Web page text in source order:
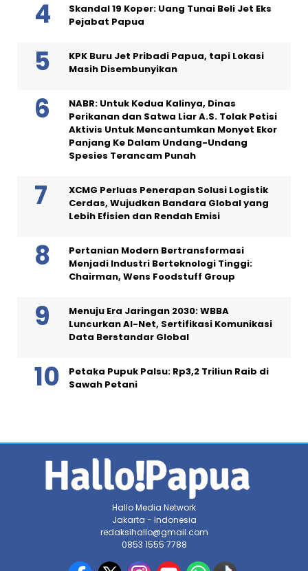
Skandal 19 Koper: Uang Tunai Beli Jet Eks
Pejabat Papua
KPK Buru Jet Pribadi Papua, tapi Lokasi
Masih Disembunyikan
NABR: Untuk Kedua Kalinya, Dinas
Perikanan dan Satwa Liar A.S. Tolak Petisi
Aktivis Untuk Mencantumkan Monyet Ekor
Panjang Ke Dalam Undang-Undang
Spesies Terancam Punah
XCMG Perluas Penerapan Solusi Logistik
Cerdas, Wujudkan Bandara Global yang
Lebih Efisien dan Rendah Emisi
Pertanian Modern Bertransformasi
Menjadi Industri Berteknologi Tinggi:
Chairman, Wens Foodstuff Group
Menuju Era Jaringan 2030: WBBA
Luncurkan AI-Net, Sertifikasi Komunikasi
Data Berstandar Global
Petaka Pupuk Palsu: Rp3,2 Triliun Raib di
Sawah Petani
Hallo Media Network
Jakarta - Indonesia
redaksihallo@gmail.com
0853 1555 7788